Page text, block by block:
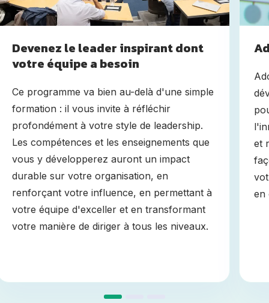
Devenez le leader inspirant dont
votre équipe a besoin
Ce programme va bien au-delà d'une simple
formation : il vous invite à réfléchir
profondément à votre style de leadership.
Les compétences et les enseignements que
vous y développerez auront un impact
durable sur votre organisation, en
renforçant votre influence, en permettant à
votre équipe d'exceller et en transformant
votre manière de diriger à tous les niveaux.
et
en